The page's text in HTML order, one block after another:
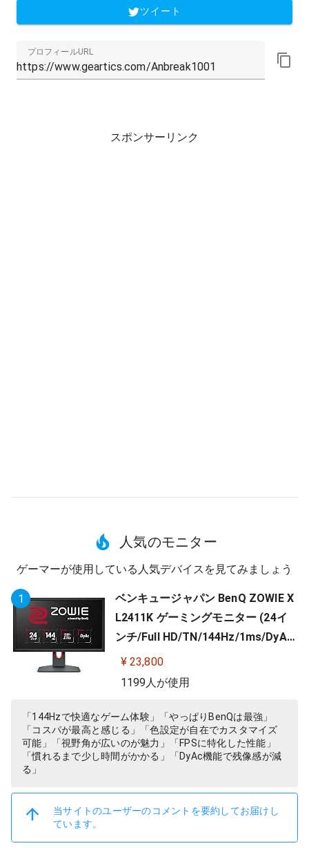
ツイート
プロフィールURL
スポンサーリンク
人気のモニター
ゲーマーが使用している人気デバイスを見てみましょう
1
ベンキュージャパン BenQ ZOWIE X
L2411K ゲーミングモニター (24イ
ンチ/Full HD/TN/144Hz/1ms/DyAc/
小さめ台座/OSDメニュー/指一本で
高さ調整)
¥ 23,800
1199人が使用
「144Hzで快適なゲーム体験」「やっぱりBenQは最強」
「コスパが最高と感じる」「色設定が自在でカスタマイズ
可能」「視野角が広いのが魅力」「FPSに特化した性能」
「慣れるまで少し時間がかかる」「DyAc機能で残像感が減
る」
当サイトのユーザーのコメントを要約してお届けし
ています。